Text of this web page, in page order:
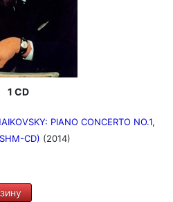
1 CD
PIANO CONCERTO NO.1,
CD) (2014)